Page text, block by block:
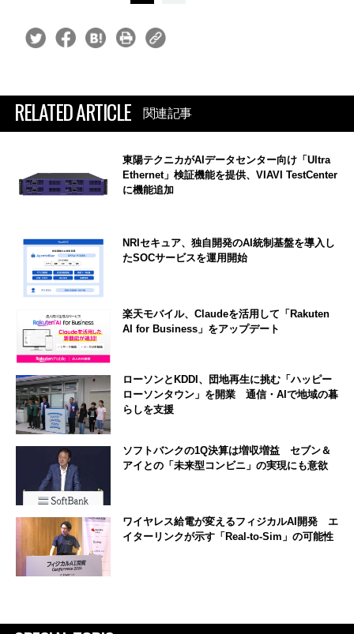
RELATED ARTICLE 関連記事
東陽テクニカがAIデータセンター向け「Ultra
Ethernet」検証機能を提供、VIAVI TestCenter
に機能追加
NRIセキュア、独自開発のAI統制基盤を導入し
たSOCサービスを運用開始
楽天モバイル、Claudeを活用して「Rakuten
AI for Business」をアップデート
ローソンとKDDI、団地再生に挑む「ハッピー
ローソンタウン」を開業 通信・AIで地域の暮
らしを支援
ソフトバンクの1Q決算は増収増益 セブン＆
アイとの「未来型コンビニ」の実現にも意欲
ワイヤレス給電が変えるフィジカルAI開発 エ
イターリンクが示す「Real-to-Sim」の可能性